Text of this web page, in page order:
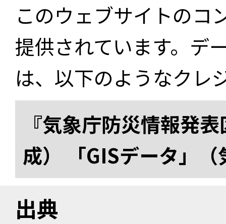
このウェブサイトのコ
提供されています。デ
は、以下のようなクレ
『気象庁防災情報発
成） 「GISデータ」
出典